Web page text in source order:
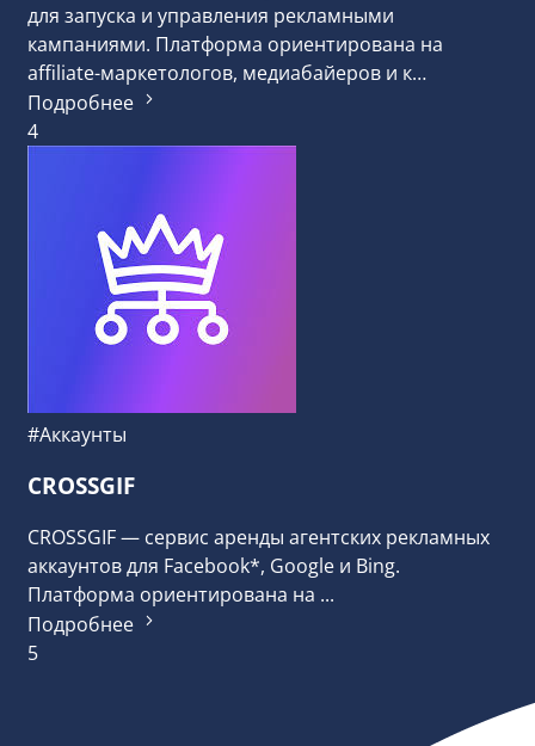
для запуска и управления рекламными
кампаниями. Платформа ориентирована на
affiliate-маркетологов, медиабайеров и к…
Подробнее
4
#Аккаунты
CROSSGIF
CROSSGIF — сервис аренды агентских рекламных
аккаунтов для Facebook*, Google и Bing.
Платформа ориентирована на ...
Подробнее
5